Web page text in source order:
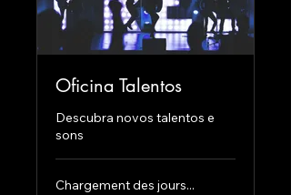
Oficina Talentos
Descubra novos talentos e
sons
Chargement des jours...